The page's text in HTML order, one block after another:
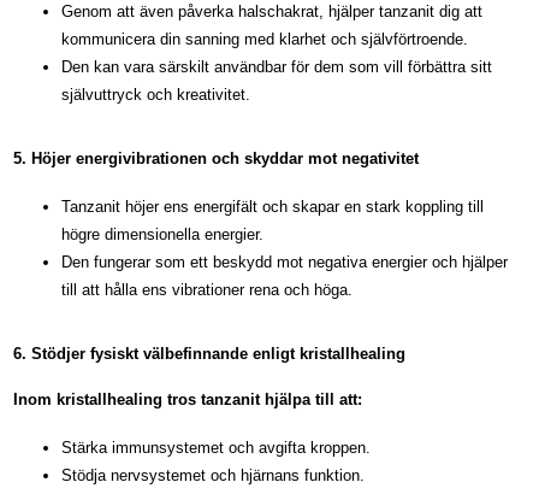
Genom att även påverka halschakrat, hjälper tanzanit dig att
kommunicera din sanning med klarhet och självförtroende.
Den kan vara särskilt användbar för dem som vill förbättra sitt
självuttryck och kreativitet.
5. Höjer energivibrationen och skyddar mot negativitet
Tanzanit höjer ens energifält och skapar en stark koppling till
högre dimensionella energier.
Den fungerar som ett beskydd mot negativa energier och hjälper
till att hålla ens vibrationer rena och höga.
6. Stödjer fysiskt välbefinnande enligt kristallhealing
Inom kristallhealing tros tanzanit hjälpa till att:
Stärka immunsystemet och avgifta kroppen.
Stödja nervsystemet och hjärnans funktion.